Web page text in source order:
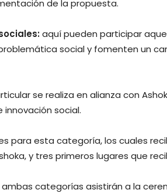
de la propuesta.
aquí pueden participar
social y fomenten un
se realiza en alianza con
social.
para esta categoría, los cuales
y tres primeros lugares que
categorías asistirán a la